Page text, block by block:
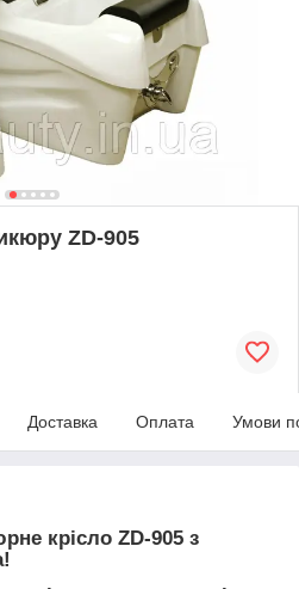
ZD-905
Доставка Оплата Умови
крісло ZD-905 з